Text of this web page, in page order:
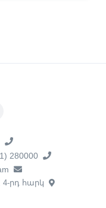
280000
րդ հարկ